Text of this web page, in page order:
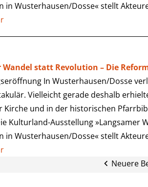
in Wusterhausen/Dosse« stellt
Wandel statt Revolution – Die
In Wusterhausen/Dosse
Vielleicht gerade deshalb
Kirche und in der historischen
Kulturland-Ausstellung »Langsamer
in Wusterhausen/Dosse« stellt
Neuere